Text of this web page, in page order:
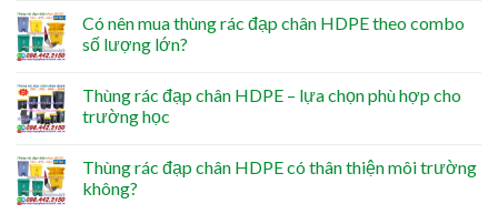
Có nên mua thùng rác đạp chân HDPE theo combo
số lượng lớn?
Thùng rác đạp chân HDPE – lựa chọn phù hợp cho
trường học
Thùng rác đạp chân HDPE có thân thiện môi trường
không?